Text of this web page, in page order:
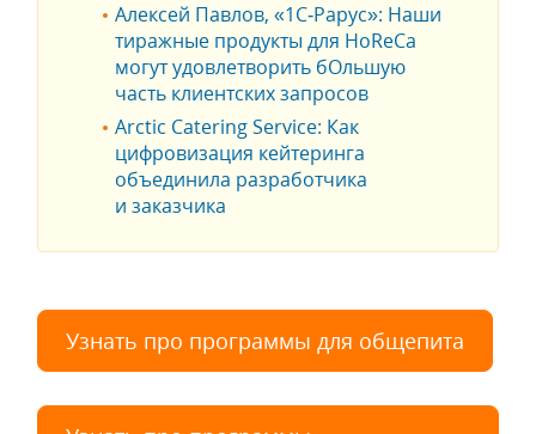
Алексей Павлов, «1С‑Рарус»: Наши
тиражные продукты для HoReCa
могут удовлетворить бОльшую
часть клиентских запросов
Arctic Catering Service: Как
цифровизация кейтеринга
объединила разработчика
и заказчика
Узнать про программы для общепита